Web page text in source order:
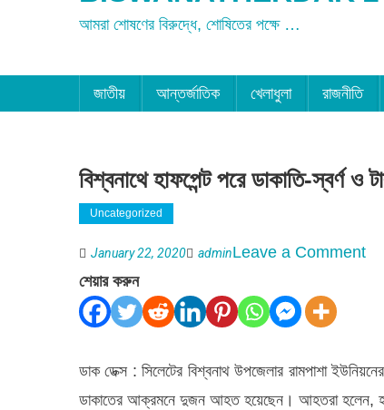
আমরা শোষণের বিরুদ্ধে, শোষিতের পক্ষে …
জাতীয় আন্তর্জাতিক খেলাধুলা রাজনীতি
বিশ্বনাথে হাফপেন্ট পরে ডাকাতি-স্বর্ণ
Uncategorized
January 22, 2020 adminLeave a Commenton
শেয়ার করুন
ডাক ডেক্স : সিলেটের বিশ্বনাথ উপজেলার রামপাশা
ডাকাতের আক্রমনে দুজন আহত হয়েছেন। আহতরা হলেন,